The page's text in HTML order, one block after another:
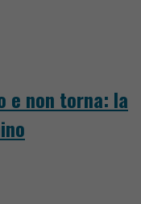
e non torna: la